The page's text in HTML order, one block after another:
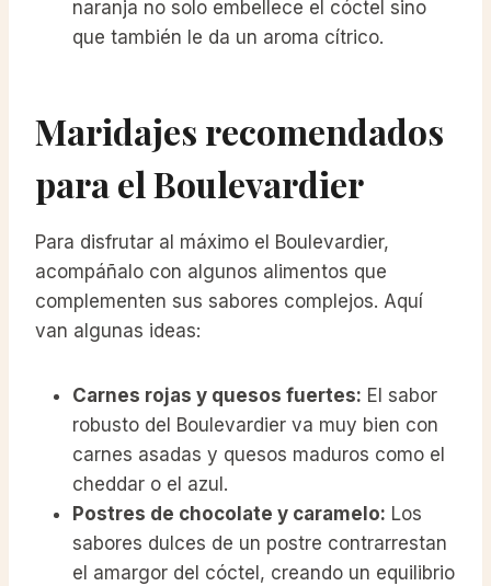
naranja no solo embellece el cóctel sino
que también le da un aroma cítrico.
Maridajes recomendados
para el Boulevardier
Para disfrutar al máximo el Boulevardier,
acompáñalo con algunos alimentos que
complementen sus sabores complejos. Aquí
van algunas ideas:
Carnes rojas y quesos fuertes: El sabor
robusto del Boulevardier va muy bien con
carnes asadas y quesos maduros como el
cheddar o el azul.
Postres de chocolate y caramelo: Los
sabores dulces de un postre contrarrestan
el amargor del cóctel, creando un equilibrio